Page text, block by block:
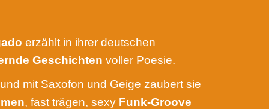
erzählt in ihrer deutschen
Geschichten voller Poesie.
mit Saxofon und Geige zaubert sie
, fast trägen, sexy Funk-Groove